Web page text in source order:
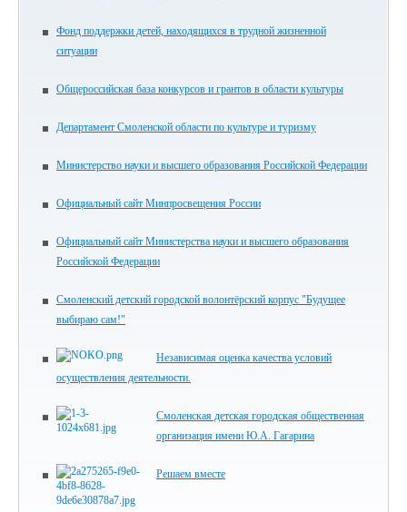
Фонд поддержки детей, находящихся в трудной жизненной
ситуации
Общероссийская база конкурсов и грантов в области культуры
Департамент Смоленской области по культуре и туризму
Министерство науки и высшего образования Российской Федерации
Официальный сайт Минпросвещения России
Официальный сайт Министерства науки и высшего образования
Российской Федерации
Смоленский детский городской волонтёрский корпус "Будущее
выбираю сам!"
Независимая оценка качества условий
осуществления деятельности.
Смоленская детская городская общественная
организация имени Ю.А. Гагарина
Решаем вместе